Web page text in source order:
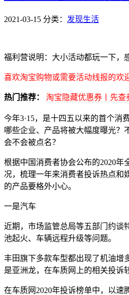
2021-03-15 分类： 发现生活
福利营说明：大小活动都玩一下，
喜欢淘宝购物或需要活动线报的欢
热门推荐： 淘宝隐藏优惠券丨先查
今年3·15，是十四五以来的首个消
哪些企业、产品将被大幅度曝光？
会不会被点名？
根据中国消费者协会公布的2020年
况，梳理一年来消费者投诉热点和
的产品要格外小心。
一是汽车
近期，市场监管总局等五部门约谈
池起火、车辆远程升级等问题。
丰田旗下多款车型都出现了机油增
是亚洲龙，在车质网上的相关投诉
在车质网2020年投诉榜单中，以速